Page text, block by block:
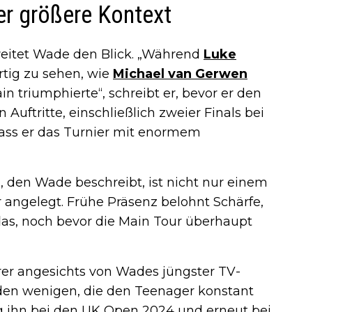
größere Kontext
Wade den Blick. „Während Luke
zu sehen, wie Michael van Gerwen
triumphierte“, schreibt er, bevor er den
Auftritte, einschließlich zweier Finals bei
er das Turnier mit enormem
Wade beschreibt, ist nicht nur einem
Frühe Präsenz belohnt Schärfe,
noch bevor die Main Tour überhaupt
angesichts von Wades jüngster TV-
wenigen, die den Teenager konstant